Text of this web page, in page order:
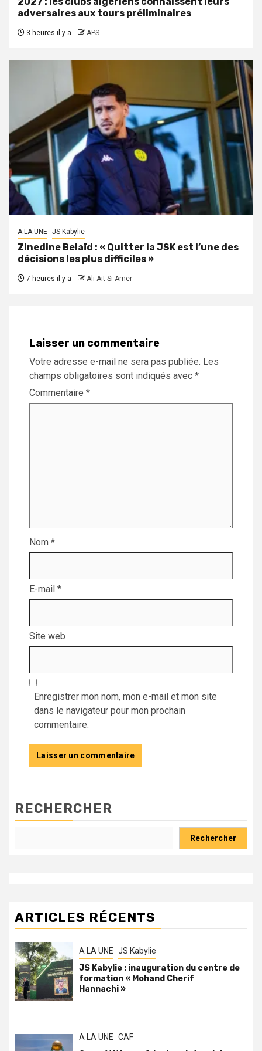
adversaires aux tours préliminaires
3 heures il y a APS
A LA UNE JS Kabylie
Zinedine Belaïd : « Quitter la JSK est l’une des
décisions les plus difficiles »
7 heures il y a Ali Ait Si Amer
Laisser un commentaire
Votre adresse e-mail ne sera pas publiée. Les
champs obligatoires sont indiqués avec *
Commentaire *
Nom *
E-mail *
Site web
Enregistrer mon nom, mon e-mail et mon site
dans le navigateur pour mon prochain
commentaire.
RECHERCHER
Rechercher
ARTICLES RÉCENTS
A LA UNE JS Kabylie
JS Kabylie : inauguration du centre de
formation « Mohand Cherif
Hannachi »
A LA UNE CAF